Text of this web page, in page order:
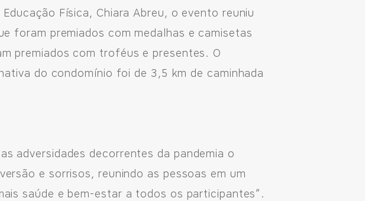
Física, Chiara Abreu, o evento reuniu
foram premiados com medalhas e camisetas
premiados com troféus e presentes. O
do condomínio foi de 3,5 km de caminhada
adversidades decorrentes da pandemia o
e sorrisos, reunindo as pessoas em um
saúde e bem-estar a todos os participantes”.